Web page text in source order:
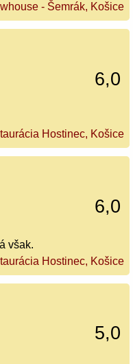
- Šemrák, Košice
6,0
Hostinec, Košice
6,0
však.
Hostinec, Košice
5,0